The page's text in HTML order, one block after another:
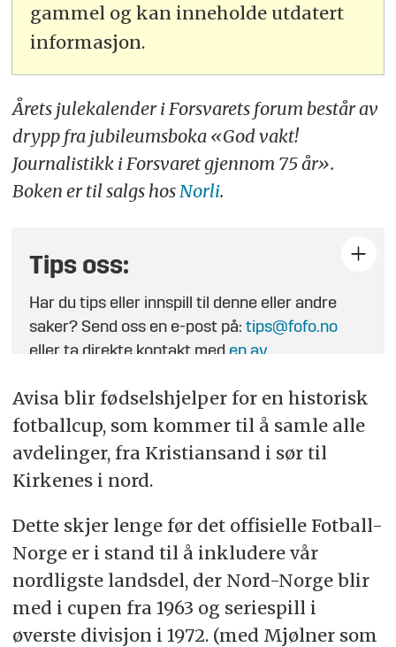
gammel og kan inneholde utdatert
informasjon.
Årets julekalender i Forsvarets forum består av
drypp fra jubileumsboka «God vakt!
Journalistikk i Forsvaret gjennom 75 år».
Boken er til salgs hos Norli.
Tips oss:
Har du tips eller innspill til denne eller andre
saker? Send oss en e-post på:tips@fofo.no
eller ta direkte kontakt med en av
Avisa blir fødselshjelper for en historisk
fotballcup, som kommer til å samle alle
avdelinger, fra Kristiansand i sør til
Kirkenes i nord.
Dette skjer lenge før det offisielle Fotball-
Norge er i stand til å inkludere vår
nordligste landsdel, der Nord-Norge blir
med i cupen fra 1963 og seriespill i
øverste divisjon i 1972. (med Mjølner som